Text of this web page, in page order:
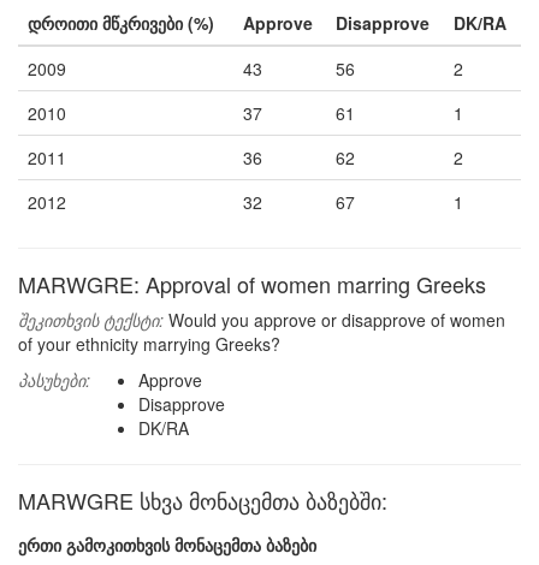
დროითი მწკრივები (%) Approve Disapprove
DK/RA
2009
43 56
2
2010
37 61
1
2011
36 62
2
2012
32 67 1
MARWGRE: Approval of women marring Greeks
შეკითხვის ტექსტი: Would you approve or disapprove of women
of your ethnicity marrying Greeks?
პასუხები:
Approve
Disapprove
DK/RA
MARWGRE სხვა მონაცემთა ბაზებში:
ერთი გამოკითხვის მონაცემთა ბაზები